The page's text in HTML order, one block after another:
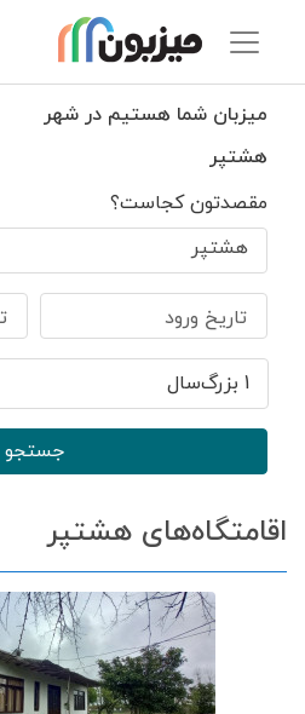
میزبان شما هستیم در شهر
هشتپر
مقصدتون کجاست؟
هشتپر
تاریخ ورود
1 بزرگ‌سال
جستجو
اقامتگاه‌های هشتپر